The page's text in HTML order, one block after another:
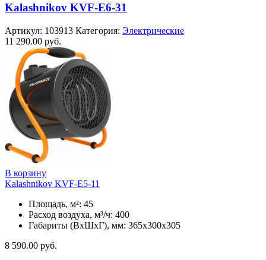
Kalashnikov KVF-E6-31
Артикул: 103913 Категория: Электрические
11 290.00 руб.
В корзину
Kalashnikov KVF-E5-11
Площадь, м²: 45
Расход воздуха, м³/ч: 400
Габариты (ВхШхГ), мм: 365x300x305
8 590.00 руб.